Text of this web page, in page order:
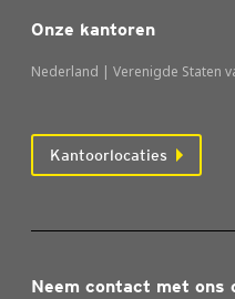
Onze kantoren
Nederland | Verenigde Staten
Kantoorlocaties
Neem contact met ons